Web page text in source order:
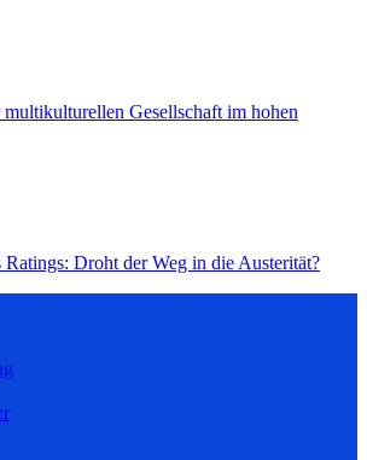
Gesellschaft im hohen
Droht der Weg in die Austerität?